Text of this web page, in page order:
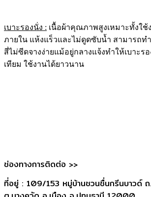
เบาะรองนั่ง : เนื้อผ้าคุณภาพสูงเหมาะทั้งใช้
ภายใน แห้งแร็วและไม่ดูดซับน้ำ สามารถท
สี่ไม่ซีดจางง่ายแม้อยู่กลางแจ้งทำให้เบาะร
เทียม ใช้งานได้ยาวนาน
ช่องทางการติดต่อ >>
ที่อยู่ : 109/153 หมู่บ้านชวนชื่นกรีนบาวด์